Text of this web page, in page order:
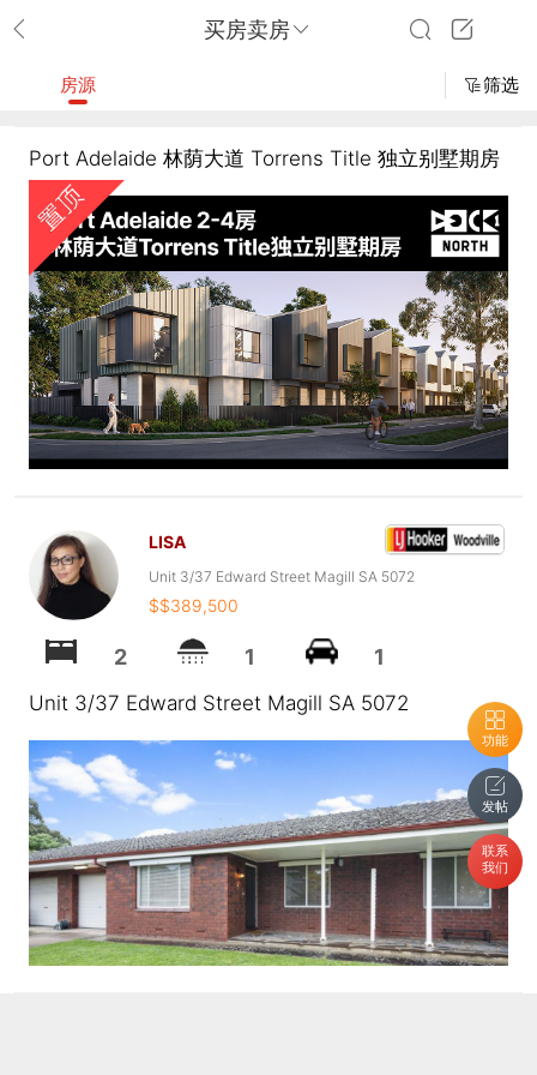
买房卖房
功能
发帖
联系
我们
房源 筛选
Port Adelaide 林荫大道 Torrens Title 独立别墅期房
LISA
Unit 3/37 Edward Street Magill SA 5072
$$389,500
2 1 1
Unit 3/37 Edward Street Magill SA 5072